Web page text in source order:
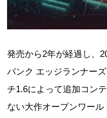
発売から2年が経過し、
パンク エッジランナー
チ1.6によって追加コン
ない大作オープンワール